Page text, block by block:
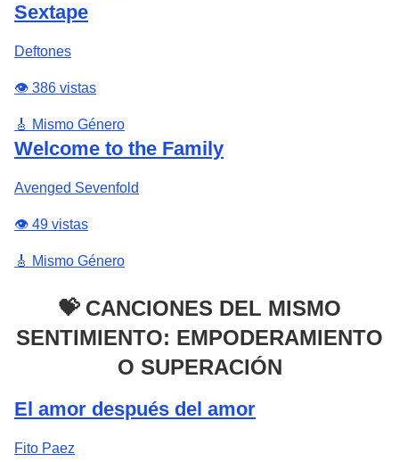
Sextape
Deftones
👁️ 386 vistas
🎸 Mismo Género
Welcome to the Family
Avenged Sevenfold
👁️ 49 vistas
🎸 Mismo Género
💝 CANCIONES DEL MISMO
SENTIMIENTO: EMPODERAMIENTO
O SUPERACIÓN
El amor después del amor
Fito Paez